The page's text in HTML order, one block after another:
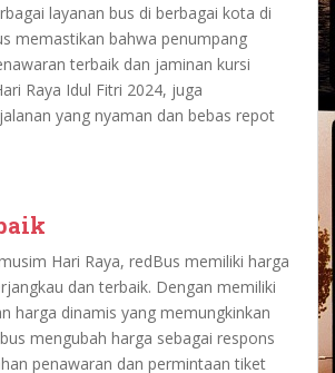
layanan bus di berbagai kota di
memastikan bahwa penumpang
terbaik dan jaminan kursi
Raya Idul Fitri 2024, juga
yang nyaman dan bebas repot
Hari Raya, redBus memiliki harga
dan terbaik. Dengan memiliki
harga dinamis yang memungkinkan
mengubah harga sebagai respons
penawaran dan permintaan tiket